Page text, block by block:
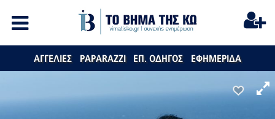
ΑΓΓΕΛΙΕΣ PAPARAZZI ΕΠ. ΟΔΗΓΟΣ ΕΦΗΜΕΡΙΔΑ